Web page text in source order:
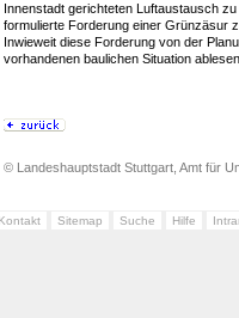
Innenstadt gerichteten Luftaustausch
formulierte Forderung einer Grünzäsur
Inwieweit diese Forderung von der
vorhandenen baulichen Situation
© Landeshauptstadt Stuttgart, Amt für
Kontakt Sitemap Suche Hilfe